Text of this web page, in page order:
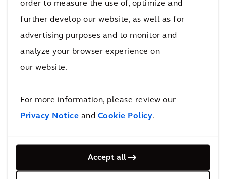
order to measure the use of, optimize and
further develop our website, as well as for
advertising purposes and to monitor and
analyze your browser experience on
our website.
For more information, please review our
Privacy Notice and Cookie Policy.
Accept all
wat je erin stopt, bepaalt de kwaliteit van wat
je eruit krijgt. Dit proces heeft mij, als digital en
AI-adviseur, geholpen om scherpere vragen te
stellen en daardoor mijn werk te verbeteren.
Het toekomstsbeeld waar ik deze blog mee
zoals Microsoft Copilot integreren GenAI
direct in systemen als Office 365, waar
complexe databronnen, systemen en